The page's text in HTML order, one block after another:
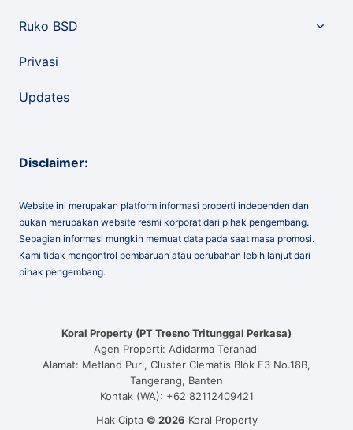
Ruko BSD
Toggle
Privasi
Updates
Disclaimer:
Website ini merupakan platform informasi properti independen dan
bukan merupakan website resmi korporat dari pihak pengembang.
Sebagian informasi mungkin memuat data pada saat masa promosi.
Kami tidak mengontrol pembaruan atau perubahan lebih lanjut dari
pihak pengembang.
Koral Property (PT Tresno Tritunggal Perkasa)
Agen Properti: Adidarma Terahadi
Alamat: Metland Puri, Cluster Clematis Blok F3 No.18B,
Tangerang, Banten
Kontak (WA): +62 82112409421
Hak Cipta © 2026 Koral Property